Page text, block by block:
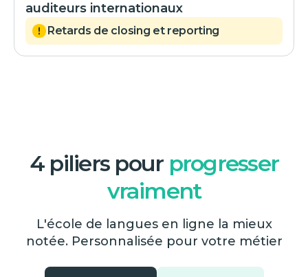
auditeurs internationaux
Retards de closing et reporting
4 piliers pour progresser
vraiment
L'école de langues en ligne la mieux
notée. Personnalisée pour votre métier